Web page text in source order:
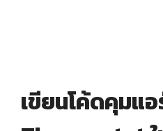
เขียนโค้ดคุมแอ